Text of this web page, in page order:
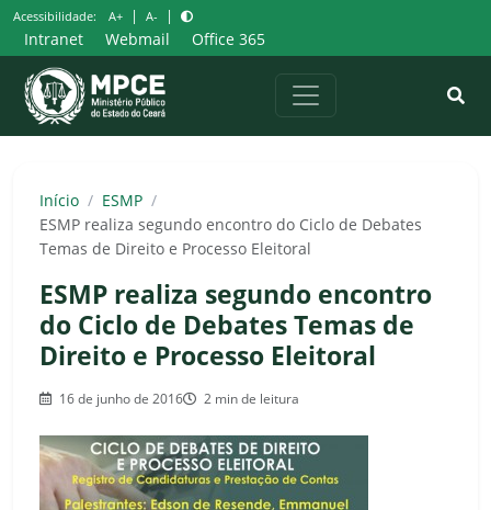
Pular
para
o
conteúdo
Acessibilidade: A+ | A- |
Intranet Webmail Office 365
Início / ESMP /
ESMP realiza segundo encontro do Ciclo de Debates
Temas de Direito e Processo Eleitoral
ESMP realiza segundo encontro
do Ciclo de Debates Temas de
Direito e Processo Eleitoral
16 de junho de 2016 2 min de leitura